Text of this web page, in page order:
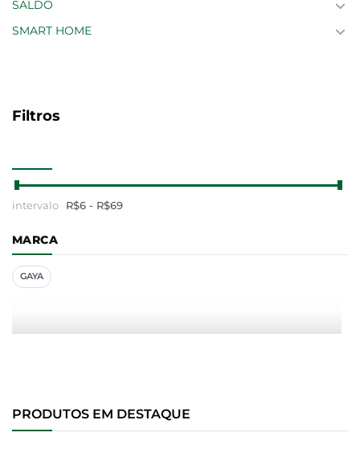
SALDO
SMART HOME
Filtros
R$6 - R$69
MARCA
GAYA
PRODUTOS EM DESTAQUE